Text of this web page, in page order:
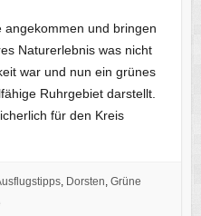
angekommen und bringen
Naturerlebnis was nicht
war und nun ein grünes
Ruhrgebiet darstellt.
für den Kreis
, Dorsten Grüne